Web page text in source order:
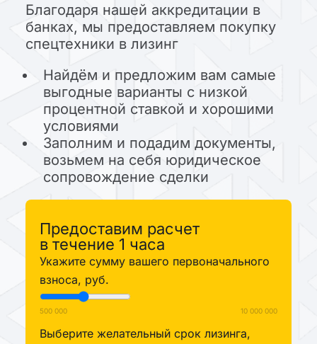
Благодаря нашей аккредитации в
банках, мы предоставляем покупку
спецтехники в лизинг
Найдём и предложим вам самые
выгодные варианты с низкой
процентной ставкой и хорошими
условиями
Заполним и подадим документы,
возьмем на себя юридическое
сопровождение сделки
Предоставим расчет
в течение 1 часа
Укажите сумму вашего первоначального
взноса, руб.
500 000 10 000 000
Выберите желательный срок лизинга,